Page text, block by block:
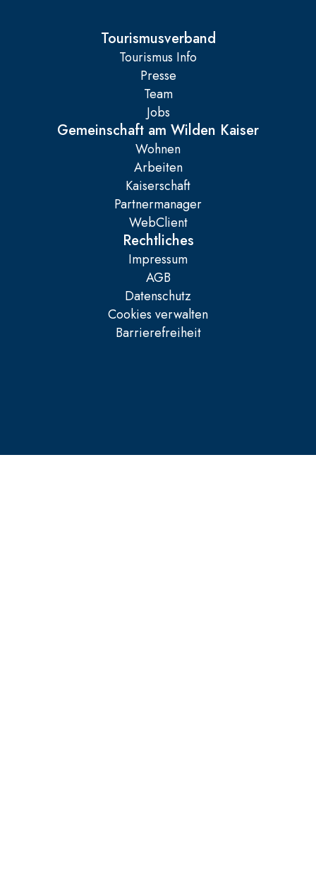
Tourismusverband
Tourismus Info
Presse
Team
Jobs
Gemeinschaft am Wilden Kaiser
Wohnen
Arbeiten
Kaiserschaft
Partnermanager
WebClient
Rechtliches
Impressum
AGB
Datenschutz
Cookies verwalten
Barrierefreiheit